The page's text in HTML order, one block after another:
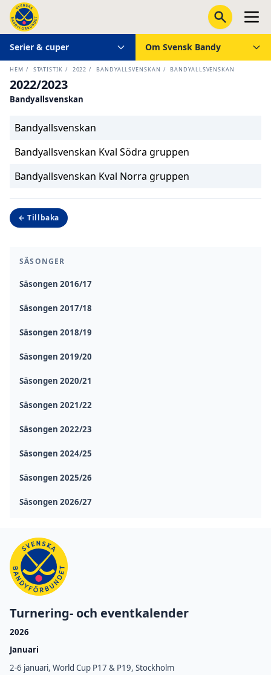
Serier & cuper Om Svensk Bandy
HEM / STATISTIK / 2022 / BANDYALLSVENSKAN / BANDYALLSVENSKAN
SÄSONGER
Säsongen 2016/17
Säsongen 2017/18
Säsongen 2018/19
Säsongen 2019/20
Säsongen 2020/21
Säsongen 2021/22
Säsongen 2022/23
Säsongen 2024/25
Säsongen 2025/26
Säsongen 2026/27
2022/2023
Bandyallsvenskan
Bandyallsvenskan
Bandyallsvenskan Kval Södra gruppen
Bandyallsvenskan Kval Norra gruppen
← Tillbaka
Turnering- och eventkalender
2026
Januari
2-6 januari, World Cup P17 & P19, Stockholm